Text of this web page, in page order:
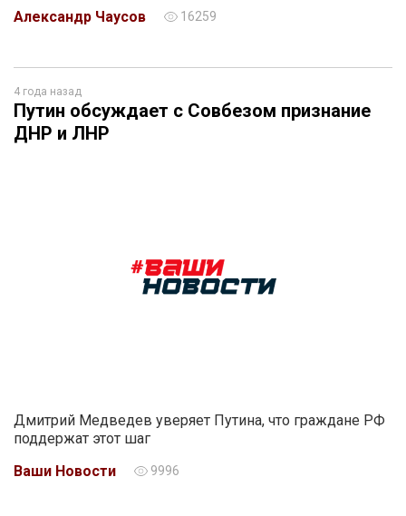
Александр Чаусов
16259
4 года назад
Путин обсуждает с Совбезом признание
ДНР и ЛНР
Дмитрий Медведев уверяет Путина, что граждане РФ
поддержат этот шаг
Ваши Новости
9996